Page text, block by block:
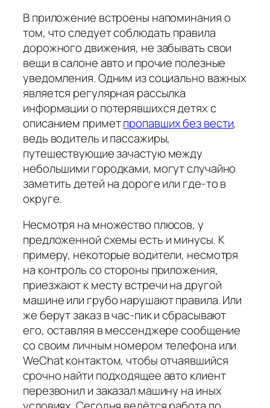
В приложение встроены напоминания о
том, что следует соблюдать правила
дорожного движения, не забывать свои
вещи в салоне авто и прочие полезные
уведомления. Одним из социально важных
является регулярная рассылка
информации о потерявшихся детях с
описанием приметпропавших без вести,
ведь водитель и пассажиры,
путешествующие зачастую между
небольшими городками, могут случайно
заметить детей на дороге или где-то в
округе.
Несмотря на множество плюсов, у
предложенной схемы есть и минусы. К
примеру, некоторые водители, несмотря
на контроль со стороны приложения,
приезжают к месту встречи на другой
машине или грубо нарушают правила. Или
же берут заказ в час-пик и сбрасывают
его, оставляя в мессенджере сообщение
со своим личным номером телефона или
WeChat контактом, чтобы отчаявшийся
срочно найти подходящее авто клиент
перезвонил и заказал машину на иных